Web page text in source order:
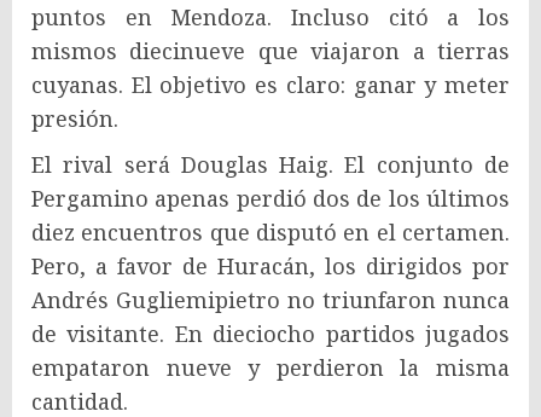
puntos en Mendoza. Incluso citó a los
mismos diecinueve que viajaron a tierras
cuyanas. El objetivo es claro: ganar y meter
presión.
El rival será Douglas Haig. El conjunto de
Pergamino apenas perdió dos de los últimos
diez encuentros que disputó en el certamen.
Pero, a favor de Huracán, los dirigidos por
Andrés Gugliemipietro no triunfaron nunca
de visitante. En dieciocho partidos jugados
empataron nueve y perdieron la misma
cantidad.